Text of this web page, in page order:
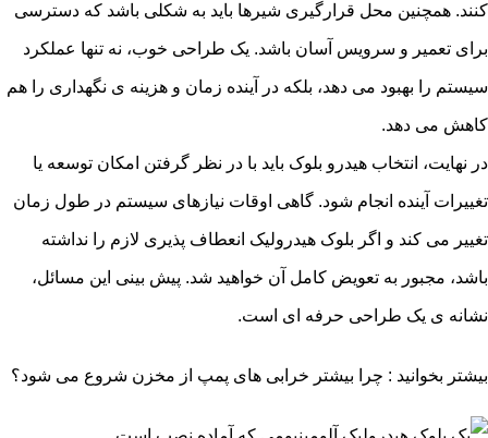
کنند. همچنین محل قرارگیری شیرها باید به شکلی باشد که دسترسی
برای تعمیر و سرویس آسان باشد. یک طراحی خوب، نه تنها عملکرد
سیستم را بهبود می دهد، بلکه در آینده زمان و هزینه ی نگهداری را هم
کاهش می دهد.
در نهایت، انتخاب هیدرو بلوک باید با در نظر گرفتن امکان توسعه یا
تغییرات آینده انجام شود. گاهی اوقات نیازهای سیستم در طول زمان
تغییر می کند و اگر بلوک هیدرولیک انعطاف پذیری لازم را نداشته
باشد، مجبور به تعویض کامل آن خواهید شد. پیش بینی این مسائل،
نشانه ی یک طراحی حرفه ای است.
بیشتر بخوانید : چرا بیشتر خرابی های پمپ از مخزن شروع می شود؟